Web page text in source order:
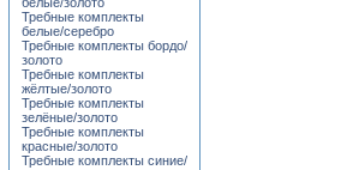
Требные комплекты
белые/серебро
Требные комплекты бордо/
золото
Требные комплекты
жёлтые/золото
Требные комплекты
зелёные/золото
Требные комплекты
красные/золото
Требные комплекты синие/